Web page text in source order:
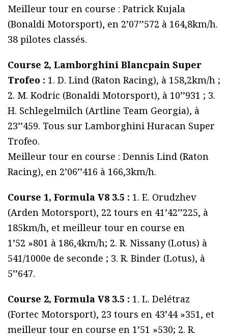
Meilleur tour en course : Patrick Kujala
(Bonaldi Motorsport), en 2’07’’572 à 164,8km/h.
38 pilotes classés.
Course 2, Lamborghini Blancpain Super
Trofeo : 1. D. Lind (Raton Racing), à 158,2km/h ;
2. M. Kodric (Bonaldi Motorsport), à 10’’931 ; 3.
H. Schlegelmilch (Artline Team Georgia), à
23’’459. Tous sur Lamborghini Huracan Super
Trofeo.
Meilleur tour en course : Dennis Lind (Raton
Racing), en 2’06’’416 à 166,3km/h.
Course 1, Formula V8 3.5 : 1. E. Orudzhev
(Arden Motorsport), 22 tours en 41’42’’225, à
185km/h, et meilleur tour en course en
1’52 »801 à 186,4km/h; 2. R. Nissany (Lotus) à
541/1000e de seconde ; 3. R. Binder (Lotus), à
5’’647.
Course 2, Formula V8 3.5 : 1. L. Delétraz
(Fortec Motorsport), 23 tours en 43’44 »351, et
meilleur tour en course en 1’51 »530; 2. R.